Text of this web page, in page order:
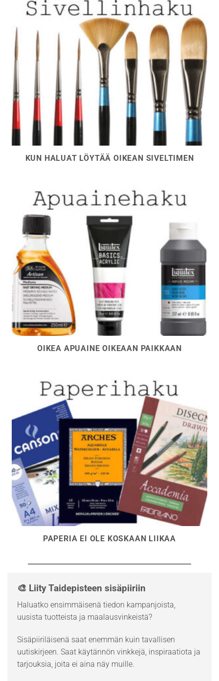
KUN HALUAT LÖYTÄÄ OIKEAN SIVELTIMEN
OIKEA APUAINE OIKEAAN PAIKKAAN
PAPERIA EI OLE KOSKAAN LIIKAA
🎨 Liity Taidepisteen sisäpiiriin
Haluatko ensimmäisenä tiedon kampanjoista,
uusista tuotteista ja maalausvinkeistä?
Sisäpiiriläisenä saat enemmän kuin tavallisen
uutiskirjeen. Saat käytännön vinkkejä, inspiraatiota ja
tarjouksia, joita ei aina näy muille.